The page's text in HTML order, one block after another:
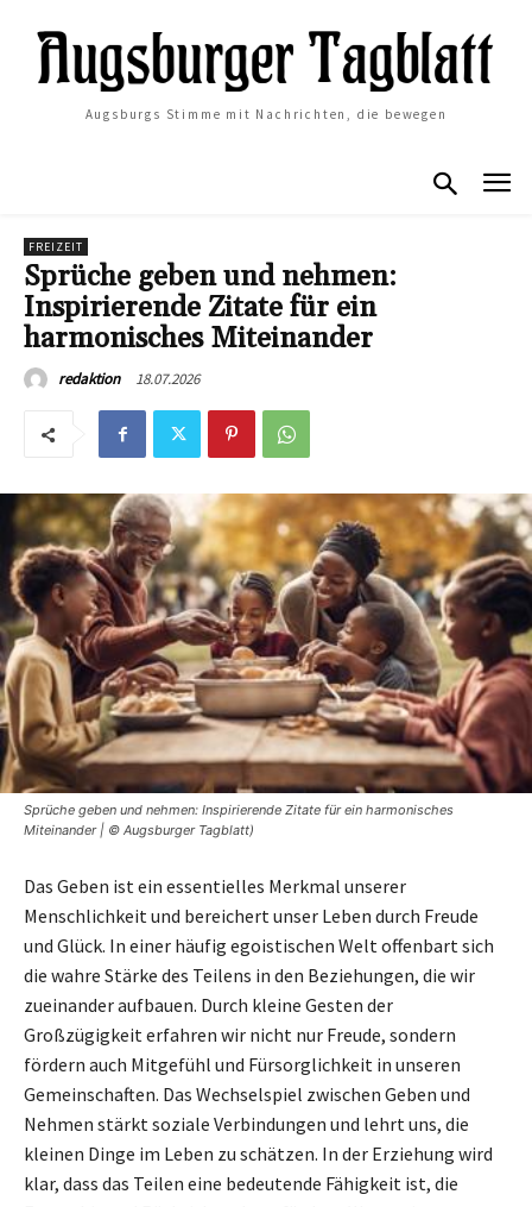
Augsburgs Stimme mit Nachrichten, die bewegen
FREIZEIT
Sprüche geben und nehmen:
Inspirierende Zitate für ein
harmonisches Miteinander
redaktion 18.07.2026
Sprüche geben und nehmen: Inspirierende Zitate für ein harmonisches
Miteinander | © Augsburger Tagblatt)
Das Geben ist ein essentielles Merkmal unserer
Menschlichkeit und bereichert unser Leben durch Freude
und Glück. In einer häufig egoistischen Welt offenbart sich
die wahre Stärke des Teilens in den Beziehungen, die wir
zueinander aufbauen. Durch kleine Gesten der
Großzügigkeit erfahren wir nicht nur Freude, sondern
fördern auch Mitgefühl und Fürsorglichkeit in unseren
Gemeinschaften. Das Wechselspiel zwischen Geben und
Nehmen stärkt soziale Verbindungen und lehrt uns, die
kleinen Dinge im Leben zu schätzen. In der Erziehung wird
klar, dass das Teilen eine bedeutende Fähigkeit ist, die